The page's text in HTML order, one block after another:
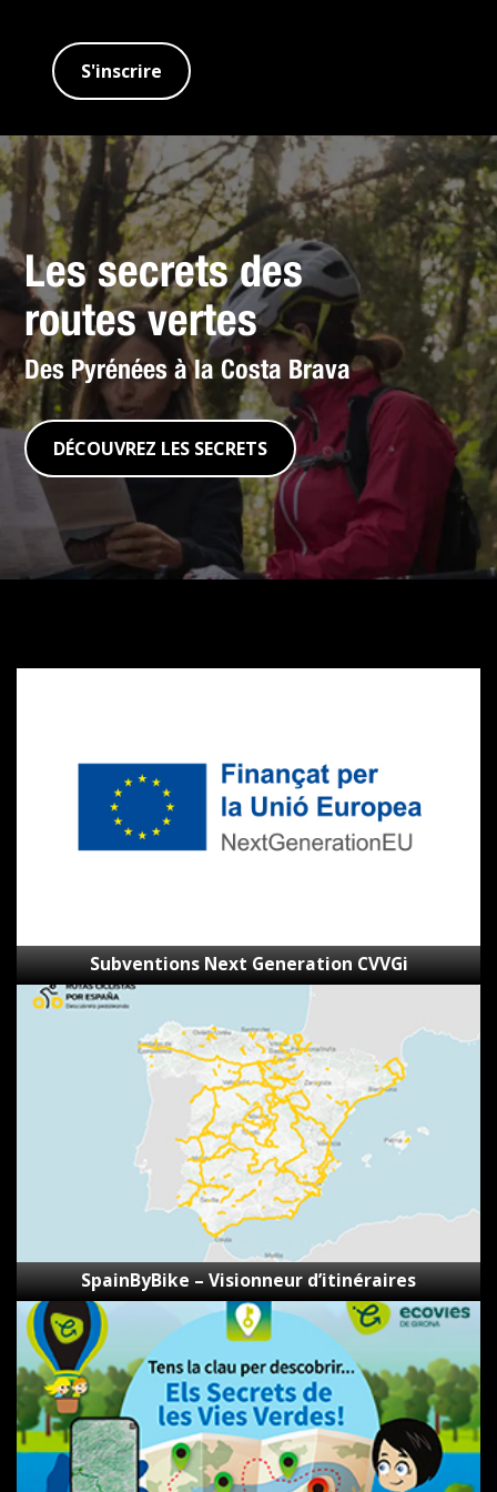
S'inscrire
Les secrets des
routes vertes
Des Pyrénées à la Costa Brava
DÉCOUVREZ LES SECRETS
Subventions Next Generation CVVGi
SpainByBike
SpainByBike – Visionneur d’itinéraires
Les
secrets
des
voies
vertes